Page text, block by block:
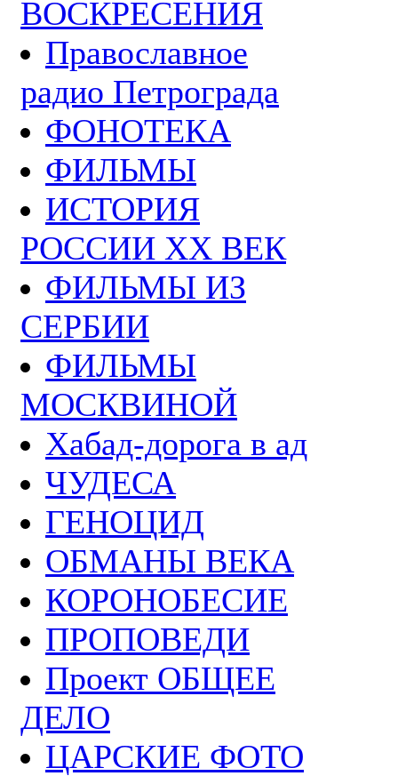
ВОСКРЕСЕНИЯ
Православное
радио Петрограда
ФОНОТЕКА
ФИЛЬМЫ
ИСТОРИЯ
РОССИИ ХХ ВЕК
ФИЛЬМЫ ИЗ
СЕРБИИ
ФИЛЬМЫ
МОСКВИНОЙ
Хабад-дорога в ад
ЧУДЕСА
ГЕНОЦИД
ОБМАНЫ ВЕКА
КОРОНОБЕСИЕ
ПРОПОВЕДИ
Проект ОБЩЕЕ
ДЕЛО
ЦАРСКИЕ ФОТО